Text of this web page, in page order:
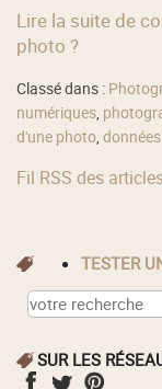
Lire la suite de
photo ?
Classé dans :
numériques,
d'une photo,données
Fil RSS des
TESTER
SUR LES